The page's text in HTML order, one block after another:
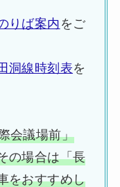
りば案内 をご
洞線時刻表を
会議場前」
の場合は「長
をおすすめし